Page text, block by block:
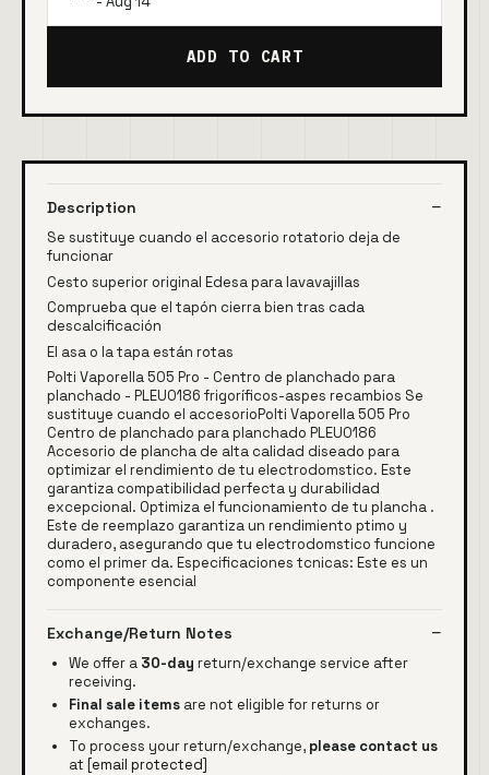
ADD TO CART
Description
Se sustituye cuando el accesorio rotatorio deja de
funcionar
Cesto superior original Edesa para lavavajillas
Comprueba que el tapón cierra bien tras cada
descalcificación
El asa o la tapa están rotas
Polti Vaporella 505 Pro - Centro de planchado para
planchado - PLEU0186 frigoríficos-aspes recambios Se
sustituye cuando el accesorioPolti Vaporella 505 Pro
Centro de planchado para planchado PLEU0186
Accesorio de plancha de alta calidad diseado para
optimizar el rendimiento de tu electrodomstico. Este
garantiza compatibilidad perfecta y durabilidad
excepcional. Optimiza el funcionamiento de tu plancha .
Este de reemplazo garantiza un rendimiento ptimo y
duradero, asegurando que tu electrodomstico funcione
como el primer da. Especificaciones tcnicas: Este es un
componente esencial
Exchange/Return Notes
We offer a 30-day return/exchange service after
receiving.
Final sale items are not eligible for returns or
exchanges.
To process your return/exchange, please contact us
at [email protected]